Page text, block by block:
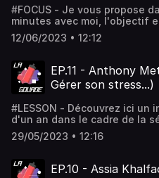
#FOCUS - Je vous propose
minutes avec moi, l'objectif
course tout en essayant de
Alors t'es partant ?
12/06/2023 • 12:12
EP.11 - Anthony
Gérer son stress...)
#LESSON - Découvrez ici
d'un an dans le cadre de la
sportif" de mon compte
particulièrement ici le métier
les autres épisodes si ce
également une boutique
29/05/2023 • 12:16
EP.10 - Assia